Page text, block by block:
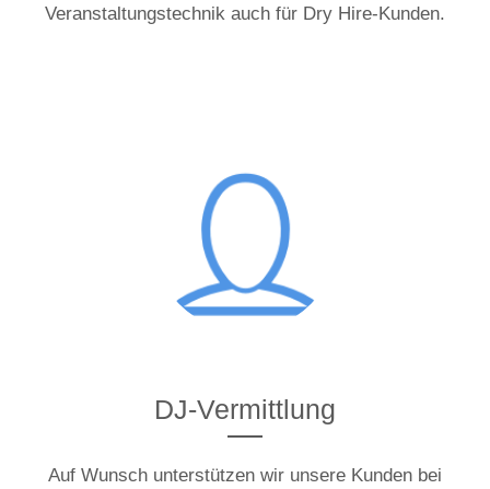
Veranstaltungstechnik auch für Dry Hire-Kunden.
DJ-Vermittlung
Auf Wunsch unterstützen wir unsere Kunden bei